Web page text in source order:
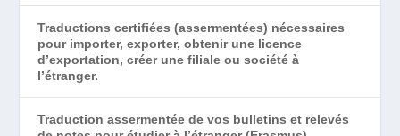
Traductions certifiées (assermentées) nécessaires
pour importer, exporter, obtenir une licence
d’exportation, créer une filiale ou société à
l’étranger.
Traduction assermentée de vos bulletins et relevés